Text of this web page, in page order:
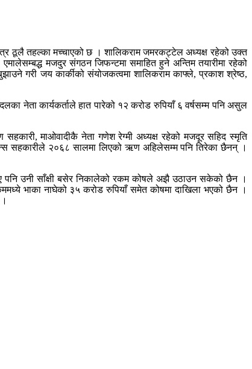
ठूलै तहल्का मच्चाएको छ । शालिकराम जमरकट्टेल अध्यक्ष रहेको उक्त
मजदुर संगठन जिफन्टमा समाहित हुने अन्तिम तयारीमा रहेको
गरी जय कार्कीको संयोजकत्वमा शालिकराम काफ्ले, प्रकाश श्रेष्ठ,
नेता कार्यकर्ताले हात पारेको १२ करोड रुपियाँ ६ वर्षसम्म पनि असुल
माओवादीकै नेता गणेश रेग्मी अध्यक्ष रहेको मजदूर सहिद स्मृति
सहकारीले २०६८ सालमा लिएको ऋण अहिलेसम्म पनि तिरेका छैनन् ।
पनि उनी साँक्षी बसेर निकालेको रकम कोषले अझै उठाउन सकेको छैन ।
भाका नाघेको ३५ करोड रुपियाँ समेत कोषमा दाखिला भएको छैन ।